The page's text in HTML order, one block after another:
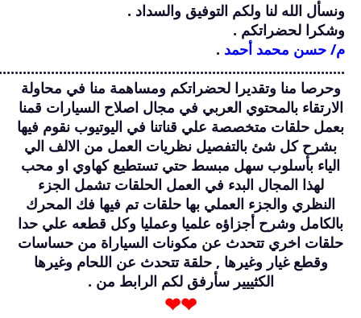
ونسأل الله لنا ولكم التوفيق والسداد .
وشكرا لحضراتكم .
م/ حسن محمد أحمد .
وحرصا منا وتقديرا لحضراتكم ومساهمة منا في محاولة
الارتقاء بالمحتوي العربي في مجال اصلاح السيارات قمنا
بعمل حلقات متخصصة علي قناتنا في اليوتيوب نقوم فيها
بشرح كل شئ بالتفصيل نظريات العمل من الالف الي
الياء بأسلوب سهل مبسط حتي تستطيع كهاوي او محب
لهذا المجال البدء في العمل الحلقات تشمل الجزء
النظري والجزء العملي بها حلقات تم فيها فك المحرك
بالكامل وشرح أجزاؤه علميا وعمليا وكل قطعه علي حدا
حلقات اخري تتحدث عن مكونات السياراة من حساسات
وقطع غيار وغيرها , حلقة تتحدث عن اللحام وغيرها
الكثييير سأرفق لكم الرابط من .
❤❤